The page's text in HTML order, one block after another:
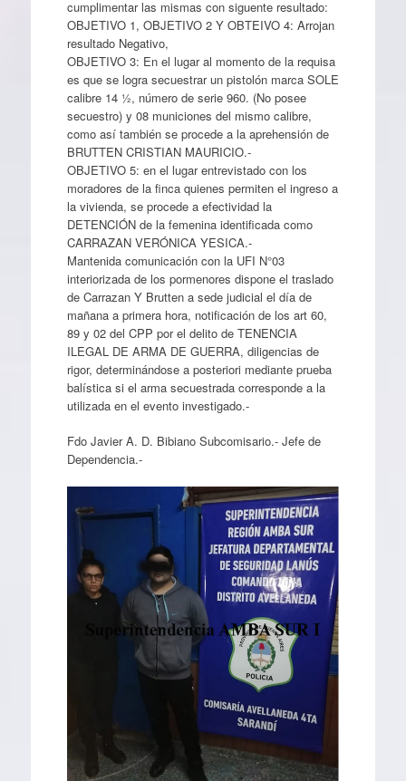
cumplimentar las mismas con siguente resultado:
OBJETIVO 1, OBJETIVO 2 Y OBTEIVO 4: Arrojan
resultado Negativo,
OBJETIVO 3: En el lugar al momento de la requisa
es que se logra secuestrar un pistolón marca SOLE
calibre 14 ½, número de serie 960. (No posee
secuestro) y 08 municiones del mismo calibre,
como así también se procede a la aprehensión de
BRUTTEN CRISTIAN MAURICIO.-
OBJETIVO 5: en el lugar entrevistado con los
moradores de la finca quienes permiten el ingreso a
la vivienda, se procede a efectividad la
DETENCIÓN de la femenina identificada como
CARRAZAN VERÓNICA YESICA.-
Mantenida comunicación con la UFI N°03
interiorizada de los pormenores dispone el traslado
de Carrazan Y Brutten a sede judicial el día de
mañana a primera hora, notificación de los art 60,
89 y 02 del CPP por el delito de TENENCIA
ILEGAL DE ARMA DE GUERRA, diligencias de
rigor, determinándose a posteriori mediante prueba
balística si el arma secuestrada corresponde a la
utilizada en el evento investigado.-
Fdo Javier A. D. Bibiano Subcomisario.- Jefe de
Dependencia.-